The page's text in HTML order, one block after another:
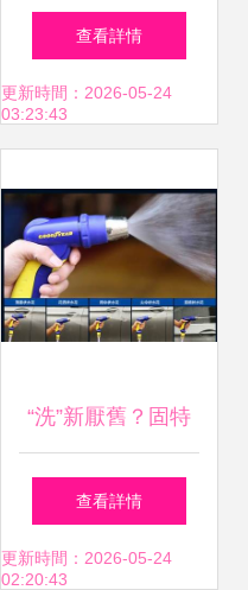
洗車器XCW-25B，
25升大容量噴槍輕
查看詳情
更新時間：2026-05-24
03:23:43
“洗”新厭舊？固特
異汽車用品助你尋
歡
查看詳情
更新時間：2026-05-24
02:20:43